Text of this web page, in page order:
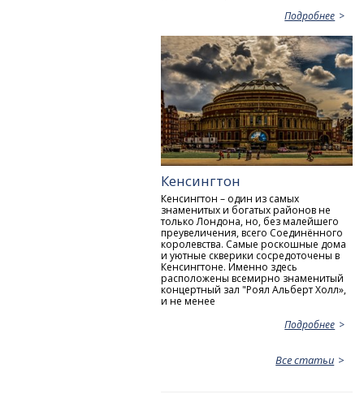
Подробнее
Кенсингтон
Кенсингтон – один из самых
знаменитых и богатых районов не
только Лондона, но, без малейшего
преувеличения, всего Соединённого
королевства. Самые роскошные дома
и уютные скверики сосредоточены в
Кенсингтоне. Именно здесь
расположены всемирно знаменитый
концертный зал "Роял Альберт Холл»,
и не менее
Подробнее
Все статьи